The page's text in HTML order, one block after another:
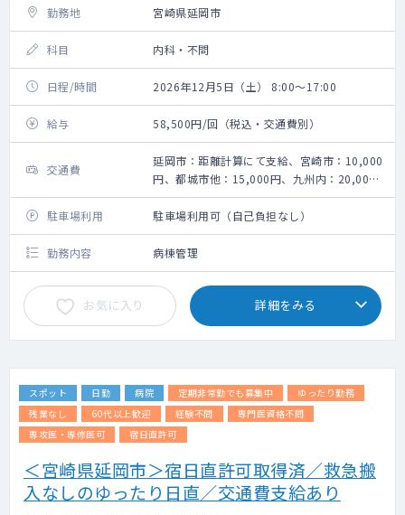
勤務地 宮崎県延岡市
科目 内科・不問
日程/時間 2026年12月5日（土） 8:00～17:00
給与 58,500円/回（税込・交通費別）
交通費
延岡市：距離計算にて支給、宮崎市：10,000
円、都城市他：15,000円、九州内：20,000
円
駐車場利用
駐車場利用可（自己負担なし）
勤務内容 病棟管理
お気に入り 詳細をみる
スポット 日勤 病院 定期非常勤でも募集中
ゆったり勤務
残業なし
60代以上歓迎 経験不問
専門医資格不問
専攻医・専修医可
宿日直許可
＜宮崎県延岡市＞宿日直許可取得済／救急搬
入なしのゆったり日直／交通費支給あり